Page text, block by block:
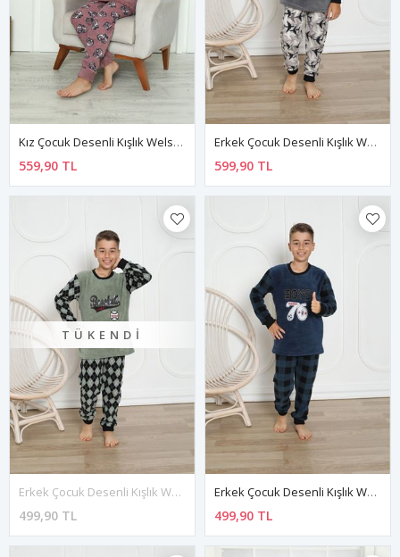
Kız Çocuk Desenli Kışlık Welsoft Polar Pijama Takımı 5E-6373
559,90 TL
Erkek Çocuk Desenli Kışlık Welsoft Polar Pijama Takımı (BİR BEDEN BÜYÜK TERCİH EDİNİZ)15D-1827
599,90 TL
TÜKENDI
Erkek Çocuk Desenli Kışlık Welsoft Polar Pijama Takımı 15D-0212
499,90 TL
Erkek Çocuk Desenli Kışlık Welsoft Polar Pijama Takımı 7E-0232
499,90 TL